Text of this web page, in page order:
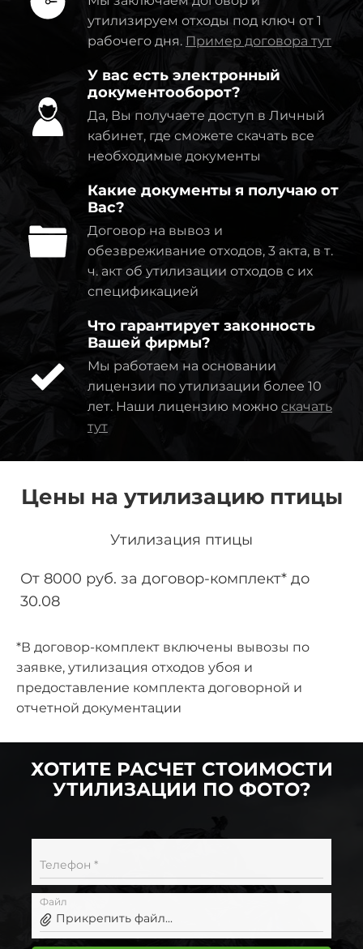
утилизируем отходы под ключ от 1
рабочего дня. Пример договора тут
У вас есть электронный
документооборот?
Да, Вы получаете доступ в Личный
кабинет, где сможете скачать все
необходимые документы
Какие документы я получаю от
Вас?
Договор на вывоз и
обезвреживание отходов, 3 акта, в т.
ч. акт об утилизации отходов с их
спецификацией
Что гарантирует законность
Вашей фирмы?
Мы работаем на основании
лицензии по утилизации более 10
лет. Наши лицензию можно скачать
тут
Цены на утилизацию птицы
Утилизация птицы
От 8000 руб. за договор-комплект* до
30.08
*В договор-комплект включены вывозы по
заявке, утилизация отходов убоя и
предоставление комплекта договорной и
отчетной документации
ХОТИТЕ РАСЧЕТ СТОИМОСТИ
УТИЛИЗАЦИИ ПО ФОТО?
Телефон *
Файл
Прикрепить файл...